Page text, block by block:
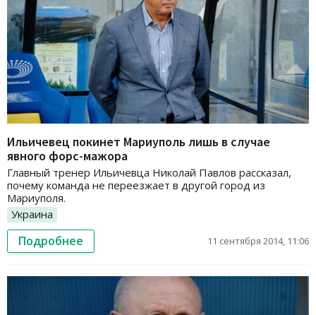
Ильичевец покинет Мариуполь лишь в случае
явного форс-мажора
Главный тренер Ильичевца Николай Павлов рассказал,
почему команда не переезжает в другой город из
Мариуполя.
Украина
Подробнее 11 сентября 2014, 11:06